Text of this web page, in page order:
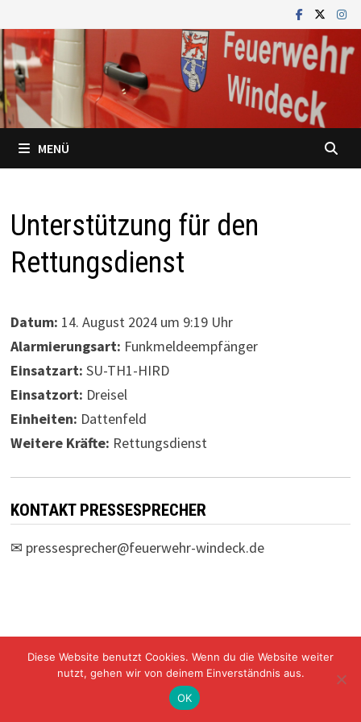
Inhalt
springen
MENÜ
Unterstützung für den
Rettungsdienst
Datum: 14. August 2024 um 9:19 Uhr
Alarmierungsart: Funkmeldeempfänger
Einsatzart: SU-TH1-HIRD
Einsatzort: Dreisel
Einheiten: Dattenfeld
Weitere Kräfte: Rettungsdienst
KONTAKT PRESSESPRECHER
✉ pressesprecher@feuerwehr-windeck.de
Freiwillige Feuerwehr Windeck Mit Stolz präsentiert von
undBam
Diese Website benutzt Cookies. Wenn du die Website weiter
nutzt, gehen wir von deinem Einverständnis aus.
OK